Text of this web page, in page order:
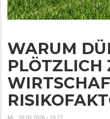
WARUM
PLÖTZLICH
Mi., 20.05.2026 - 23:27